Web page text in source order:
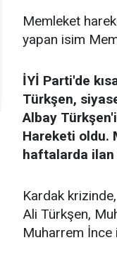
Memleket
yapan isim
İYİ Parti'de
Türkşen,
Albay
Hareketi oldu.
haftalarda
Kardak
Ali Türkşen,
Muharrem İnce